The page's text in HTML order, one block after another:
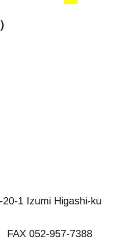
1 Izumi Higashi-ku
052-957-7388